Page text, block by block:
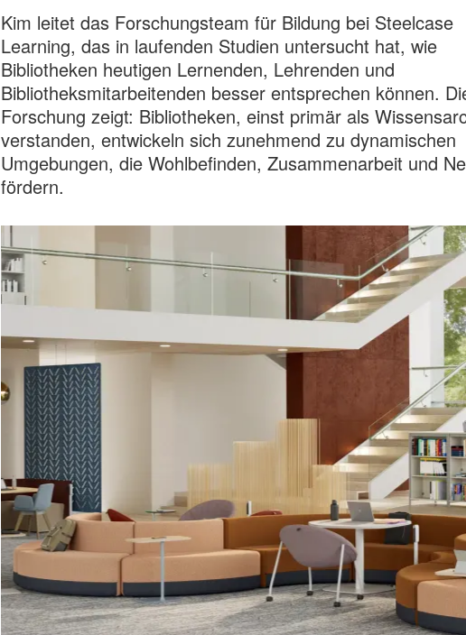
Kim leitet das Forschungsteam für Bildung bei Steelcase
Learning, das in laufenden Studien untersucht hat, wie
Bibliotheken heutigen Lernenden, Lehrenden und
Bibliotheksmitarbeitenden besser entsprechen können.
Forschung zeigt: Bibliotheken, einst primär als
verstanden, entwickeln sich zunehmend zu dynamischen
Umgebungen, die Wohlbefinden, Zusammenarbeit und
fördern.